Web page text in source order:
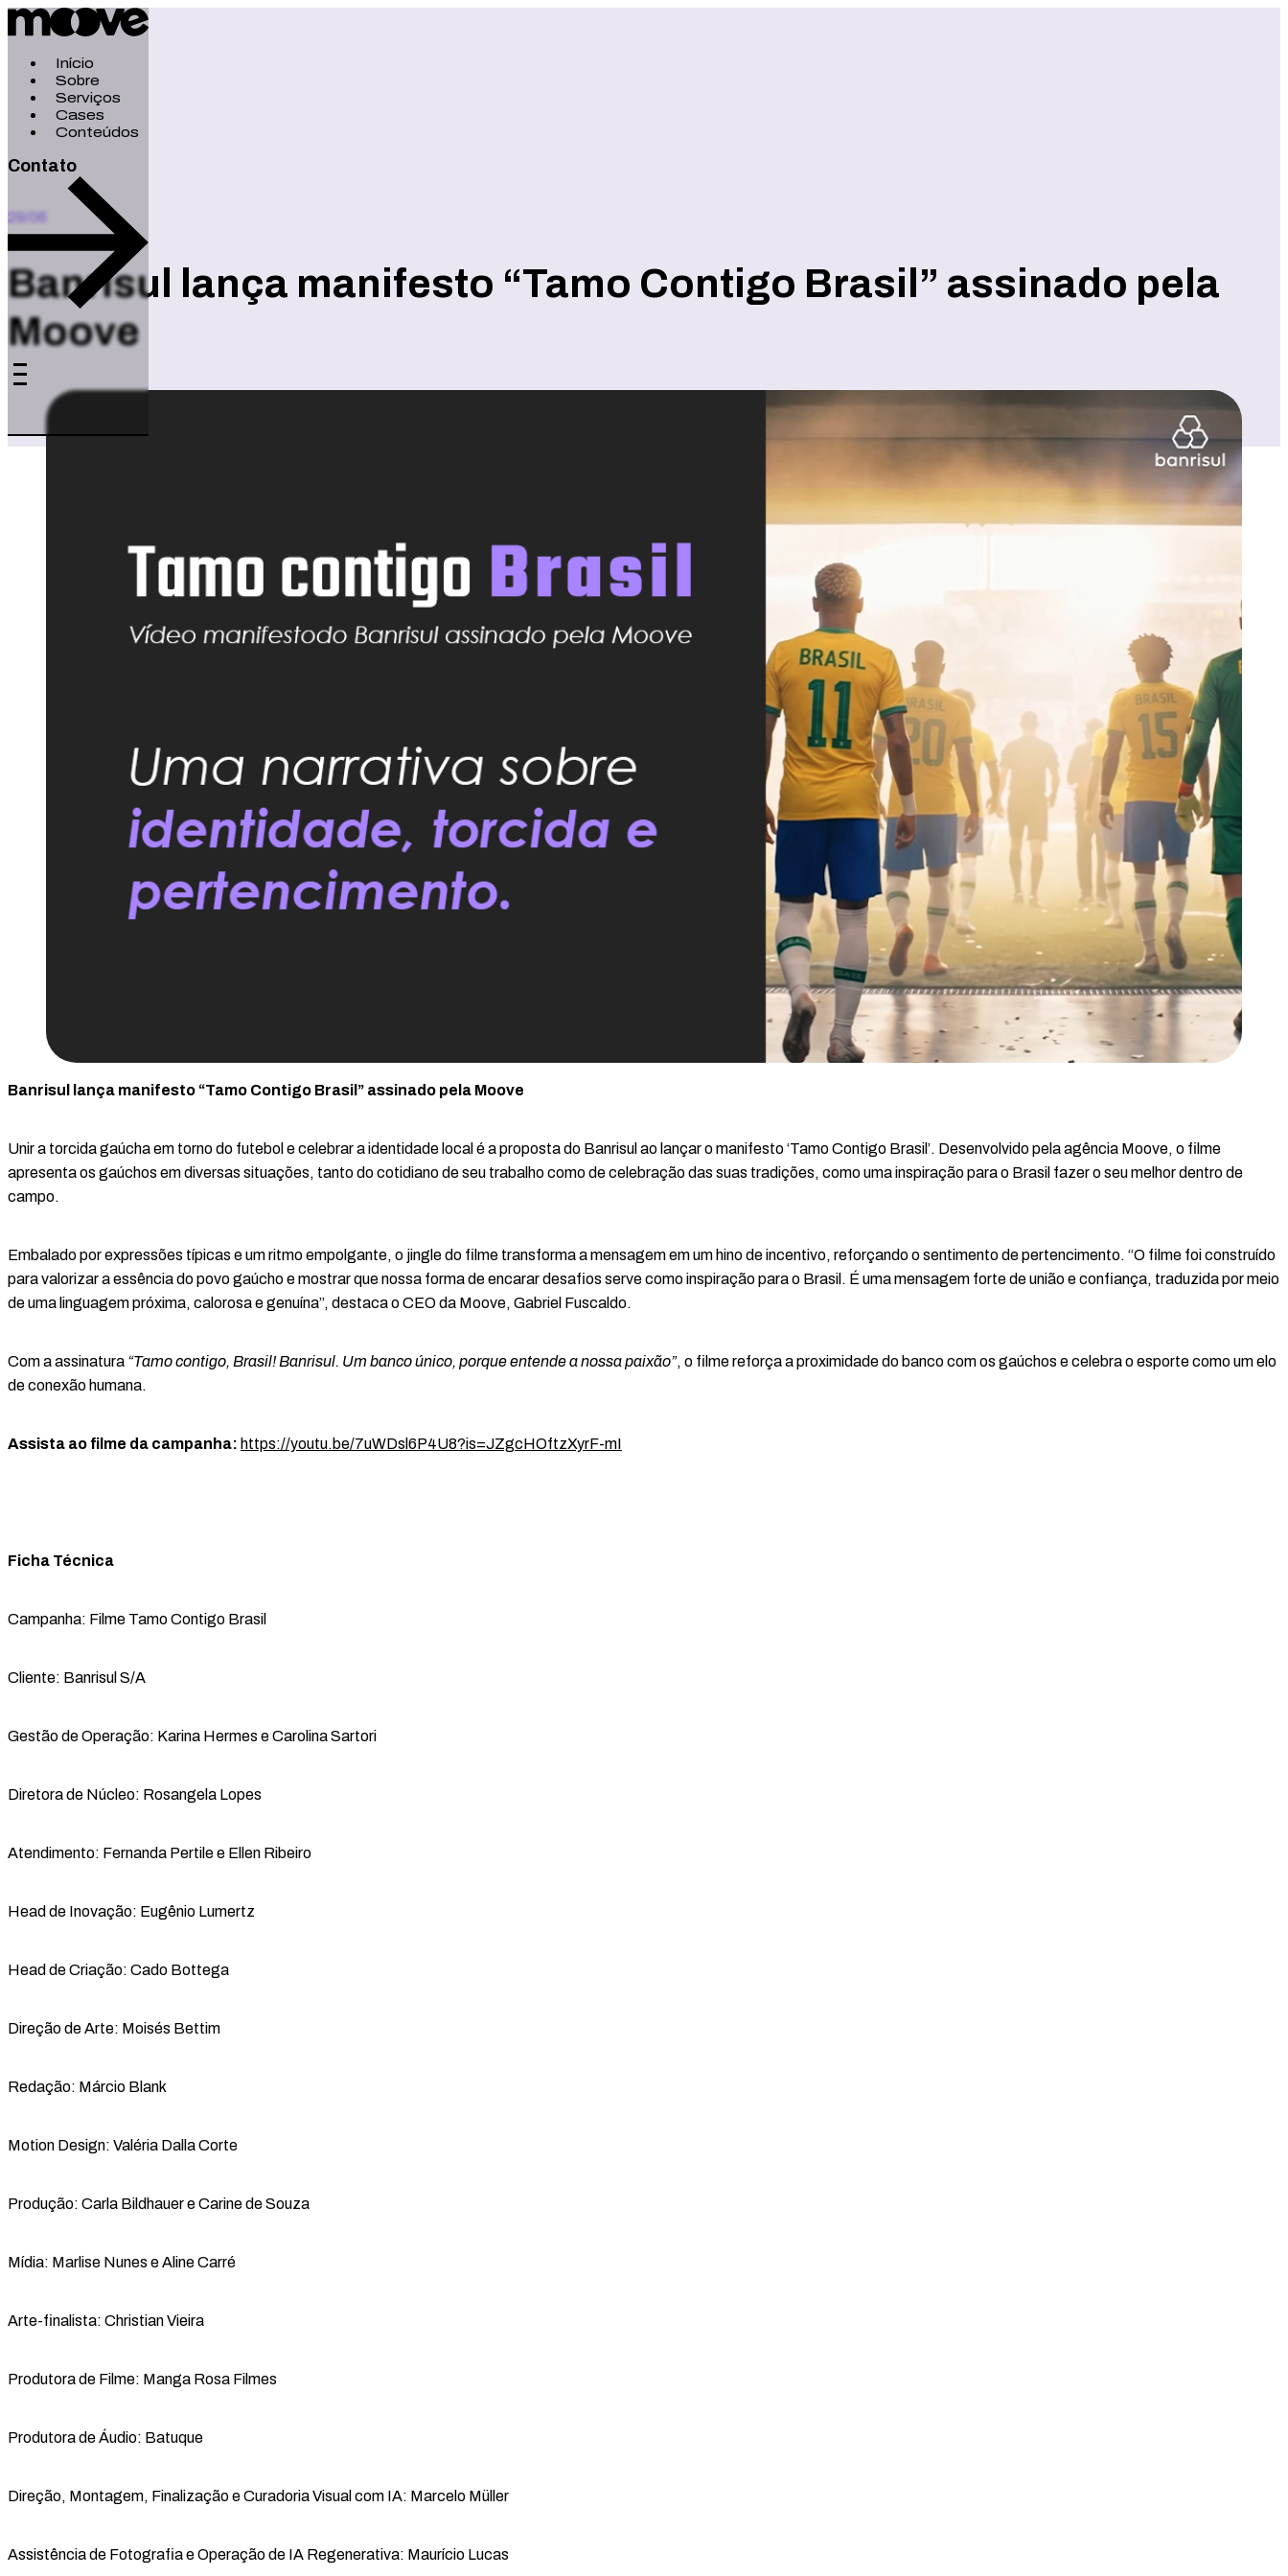
Início
Sobre
Serviços
Cases
Conteúdos
Contato
29/06
Banrisul lança manifesto “Tamo Contigo Brasil” assinado pela
Moove
Banrisul lança manifesto “Tamo Contigo Brasil” assinado pela Moove
Unir a torcida gaúcha em torno do futebol e celebrar a identidade local é a proposta do Banrisul ao lançar o manifesto ‘Tamo Contigo Brasil’. Desenvolvido pela agência Moove, o filme
apresenta os gaúchos em diversas situações, tanto do cotidiano de seu trabalho como de celebração das suas tradições, como uma inspiração para o Brasil fazer o seu melhor dentro de
campo.
Embalado por expressões típicas e um ritmo empolgante, o jingle do filme transforma a mensagem em um hino de incentivo, reforçando o sentimento de pertencimento. “O filme foi construído
para valorizar a essência do povo gaúcho e mostrar que nossa forma de encarar desafios serve como inspiração para o Brasil. É uma mensagem forte de união e confiança, traduzida por meio
de uma linguagem próxima, calorosa e genuína”, destaca o CEO da Moove, Gabriel Fuscaldo.
Com a assinatura “Tamo contigo, Brasil! Banrisul. Um banco único, porque entende a nossa paixão”, o filme reforça a proximidade do banco com os gaúchos e celebra o esporte como um elo
de conexão humana.
Assista ao filme da campanha: https://youtu.be/7uWDsl6P4U8?is=JZgcHOftzXyrF-mI
Ficha Técnica
Campanha: Filme Tamo Contigo Brasil
Cliente: Banrisul S/A
Gestão de Operação: Karina Hermes e Carolina Sartori
Diretora de Núcleo: Rosangela Lopes
Atendimento: Fernanda Pertile e Ellen Ribeiro
Head de Inovação: Eugênio Lumertz
Head de Criação: Cado Bottega
Direção de Arte: Moisés Bettim
Redação: Márcio Blank
Motion Design: Valéria Dalla Corte
Produção: Carla Bildhauer e Carine de Souza
Mídia: Marlise Nunes e Aline Carré
Arte-finalista: Christian Vieira
Produtora de Filme: Manga Rosa Filmes
Produtora de Áudio: Batuque
Direção, Montagem, Finalização e Curadoria Visual com IA: Marcelo Müller
Assistência de Fotografia e Operação de IA Regenerativa: Maurício Lucas